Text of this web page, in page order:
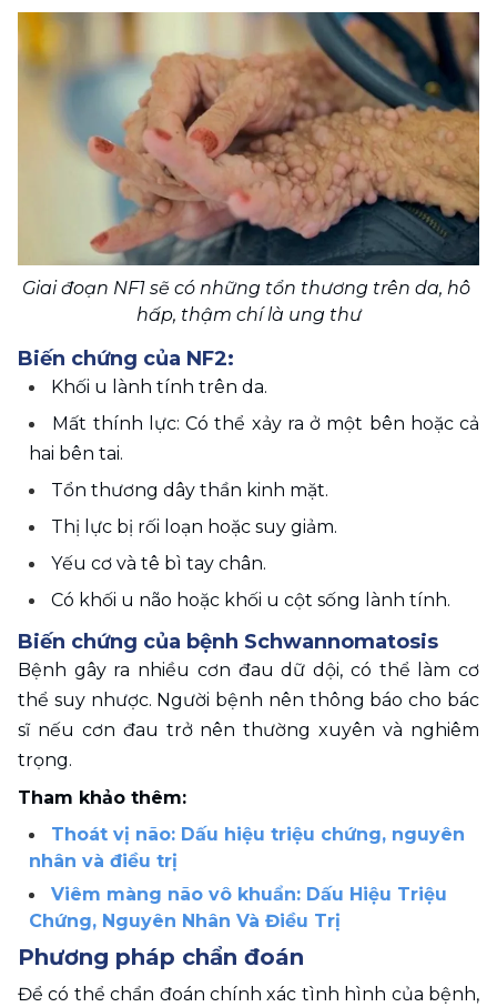
Giai đoạn NF1 sẽ có những tổn thương trên da, hô
hấp, thậm chí là ung thư
Biến chứng của NF2:
Khối u lành tính trên da.
Mất thính lực: Có thể xảy ra ở một bên hoặc cả
hai bên tai.
Tổn thương dây thần kinh mặt.
Thị lực bị rối loạn hoặc suy giảm.
Yếu cơ và tê bì tay chân.
Có khối u não hoặc khối u cột sống lành tính.
Biến chứng của bệnh Schwannomatosis
Bệnh gây ra nhiều cơn đau dữ dội, có thể làm cơ
thể suy nhược. Người bệnh nên thông báo cho bác
sĩ nếu cơn đau trở nên thường xuyên và nghiêm
trọng.
Tham khảo thêm:
Thoát vị não: Dấu hiệu triệu chứng, nguyên
nhân và điều trị
Viêm màng não vô khuẩn: Dấu Hiệu Triệu
Chứng, Nguyên Nhân Và Điều Trị
Phương pháp chẩn đoán
Để có thể chẩn đoán chính xác tình hình của bệnh,